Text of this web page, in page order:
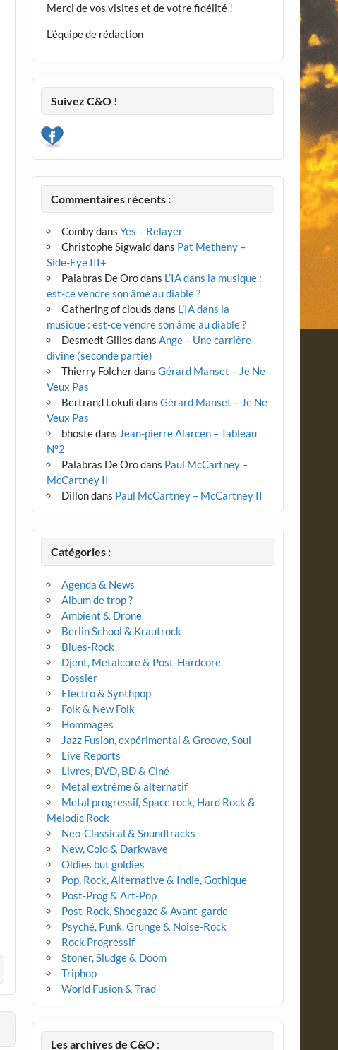
Merci de vos visites et de votre fidélité !
L’équipe de rédaction
Suivez C&O !
Commentaires récents :
CombydansYes – Relayer
Christophe Sigwalddans Pat Metheny –
Side-Eye III+
Palabras De Orodans L’IA dans la musique :
est-ce vendre son âme au diable ?
Gathering of clouds dans L’IA dans la
musique : est-ce vendre son âme au diable ?
Desmedt Gilles dansAnge – Une carrière
divine (seconde partie)
Thierry FolcherdansGérard Manset – Je Ne
Veux Pas
Bertrand Lokuli dansGérard Manset – Je Ne
Veux Pas
bhostedans Jean-pierre Alarcen – Tableau
N°2
Palabras De Orodans Paul McCartney –
McCartney II
Dillondans Paul McCartney – McCartney II
Catégories :
Agenda & News
Album de trop ?
Ambient & Drone
Berlin School & Krautrock
Blues-Rock
Djent, Metalcore & Post-Hardcore
Dossier
Electro & Synthpop
Folk & New Folk
Hommages
Jazz Fusion, expérimental & Groove, Soul
Live Reports
Livres, DVD, BD & Ciné
Metal extrême & alternatif
Metal progressif, Space rock, Hard Rock &
Melodic Rock
Neo-Classical & Soundtracks
New, Cold & Darkwave
Oldies but goldies
Pop, Rock, Alternative & Indie, Gothique
Post-Prog & Art-Pop
Post-Rock, Shoegaze & Avant-garde
Psyché, Punk, Grunge & Noise-Rock
Rock Progressif
Stoner, Sludge & Doom
Triphop
World Fusion & Trad
Les archives de C&O :